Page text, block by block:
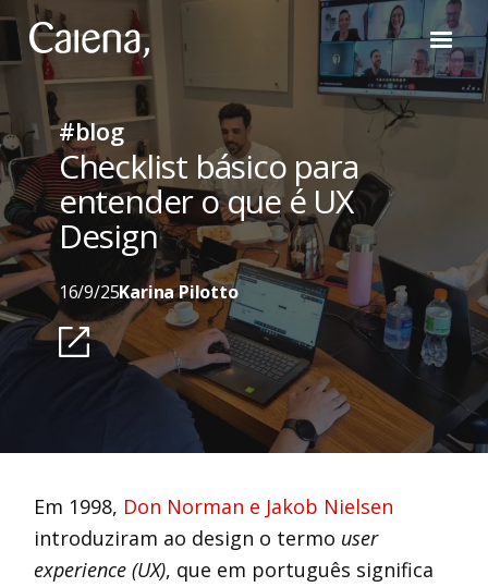
#blog
Checklist básico para
entender o que é UX
Design
16/9/25Karina Pilotto
Em 1998, Don Norman e Jakob Nielsen
introduziram ao design o termo user
experience (UX), que em português significa